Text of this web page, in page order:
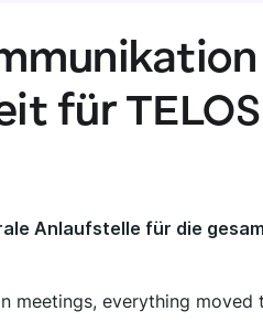
für TELOS
Anlaufstelle für die
meetings, everything moved